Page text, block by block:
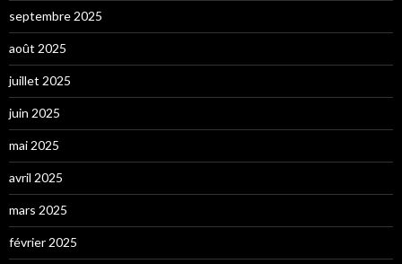
septembre 2025
août 2025
juillet 2025
juin 2025
mai 2025
avril 2025
mars 2025
février 2025